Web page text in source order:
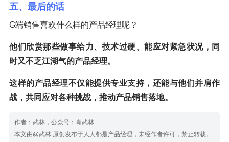
五、最后的话
G端销售喜欢什么样的产品经理呢？
他们欣赏那些做事给力、技术过硬、能应对紧急状况，同
时又不乏江湖气的产品经理。
这样的产品经理不仅能提供专业支持，还能与他们并肩作
战，共同应对各种挑战，推动产品销售落地。
作者：武林，公众号：肖武林
本文由@武林 原创发布于人人都是产品经理，未经作者许可，禁止转载。